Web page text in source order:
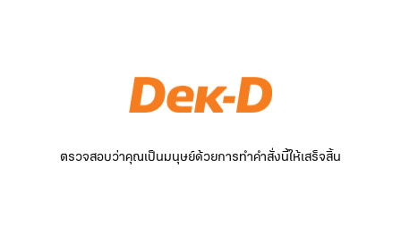
ตรวจสอบว่าคุณเป็นมนุษย์ด้วยการทำคำสั่งนี้ให้เสร็จสิ้น